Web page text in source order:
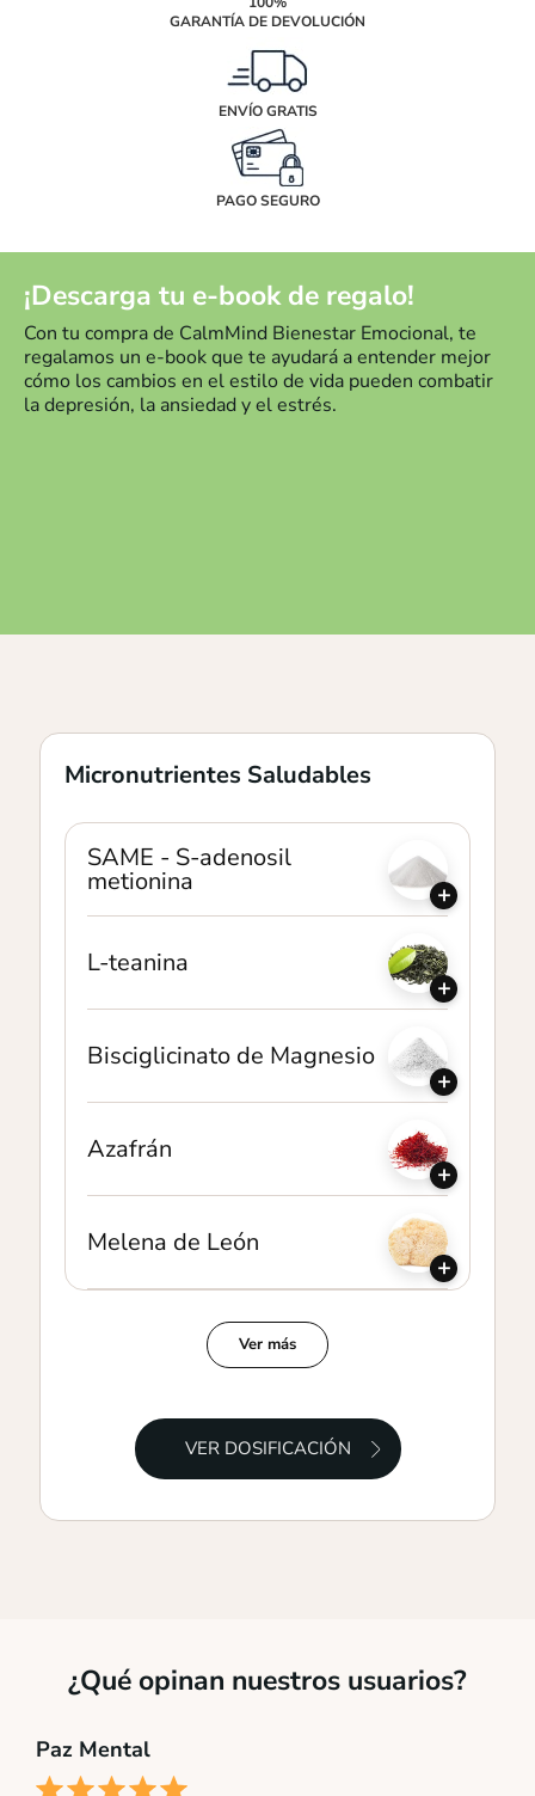
GARANTÍA DE DEVOLUCIÓN
ENVÍO GRATIS
PAGO SEGURO
¡Descarga tu e-book de regalo!
Con tu compra de CalmMind Bienestar Emocional, te
regalamos un e-book que te ayudará a entender mejor
cómo los cambios en el estilo de vida pueden combatir
la depresión, la ansiedad y el estrés.
Micronutrientes Saludables
SAME - S-adenosil
metionina +
L-teanina
+
Bisciglicinato de Magnesio
+
Azafrán
+
Melena de León
+
Ver más
VER DOSIFICACIÓN
¿Qué opinan nuestros usuarios?
Paz Mental